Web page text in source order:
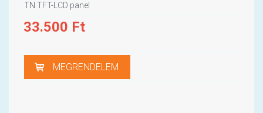
TN TFT-LCD panel
33.500 Ft
MEGRENDELEM